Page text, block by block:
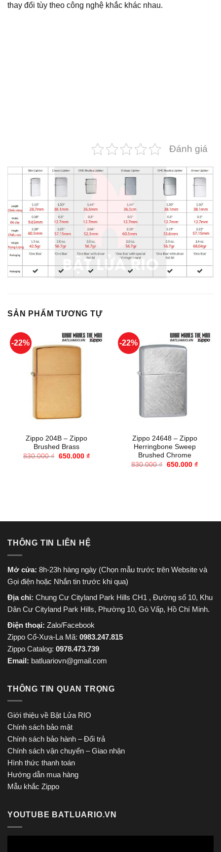
thay đổi tùy theo công nghệ khắc khác nhau.
Đánh giá
SẢN PHẨM TƯƠNG TỰ
-22%
Zippo 204B – Zippo
Brushed Brass
830.000₫ Giá
650.000 ₫Giá
-22%
Zippo 24648 – Zippo
Herringbone Sweep
Brushed Chrome
830.000₫ Giá
650.000 ₫Giá
THÔNG TIN LIÊN HỆ
Mở cửa: 8h-23h hàng ngày (Chọn mẫu trước trên Website và
Gọi điện hoặc Nhắn tin trước khi qua)
Địa chỉ: Chung Cư Cityland Park Hills CH1 , Đường số 10, Khu
Dân Cư Cityland Park Hills, Phường 10, Gò Vấp, Hồ Chí Minh.
Điện thoại: Zalo/Facebook
Zippo Cổ-Xưa-La Mã: 0983.247.815
Zippo Catalog: 0978.473.739
Email: batluariovn@gmail.com
THÔNG TIN QUAN TRỌNG
Giới thiệu về Bật Lửa RIO
Chính sách bảo mật
Chính sách bảo hành – Đổi trả
Chính sách vận chuyển – Giao nhận
Hình thức thanh toán
Hướng dẫn mua hàng
Mẫu khắc Zippo
YOUTUBE BATLUARIO.VN